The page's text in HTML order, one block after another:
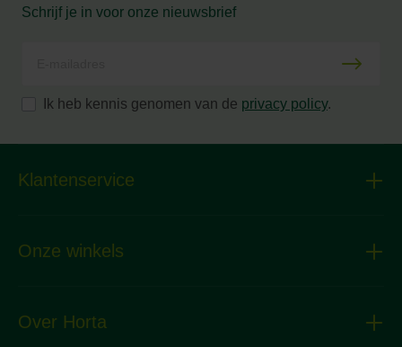
Schrijf je in voor onze nieuwsbrief
Ik heb kennis genomen van de privacy policy.
Klantenservice
Onze winkels
Over Horta